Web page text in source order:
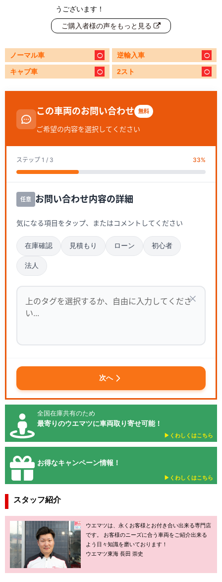
うございます！
ご購入者様の声をもっと見る
ノーマル車 逆輸入車
キャブ車 2スト
この車両のお問い合わせ 無料
ご希望の内容を選択してください
ステップ 1 / 3 33%
任意 お問い合わせ内容の詳細
気になる項目をタップ、またはコメントしてください
在庫確認 見積もり ローン 初心者
法人
次へ
全国在庫共有のため
最寄りのウエマツに車両取り寄せ可能！
▶︎くわしくはこちら
お得なキャンペーン情報！
▶︎くわしくはこちら
スタッフ紹介
ウエマツは、永くお客様とお付き合い出来る専門店
です。 お客様のニーズに合う車両をご紹介出来る
よう日々知識を磨いております！
ウエマツ東海 長田 崇史